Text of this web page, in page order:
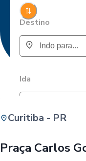
Destino
Ida
Curitiba - PR
Praça Carlos